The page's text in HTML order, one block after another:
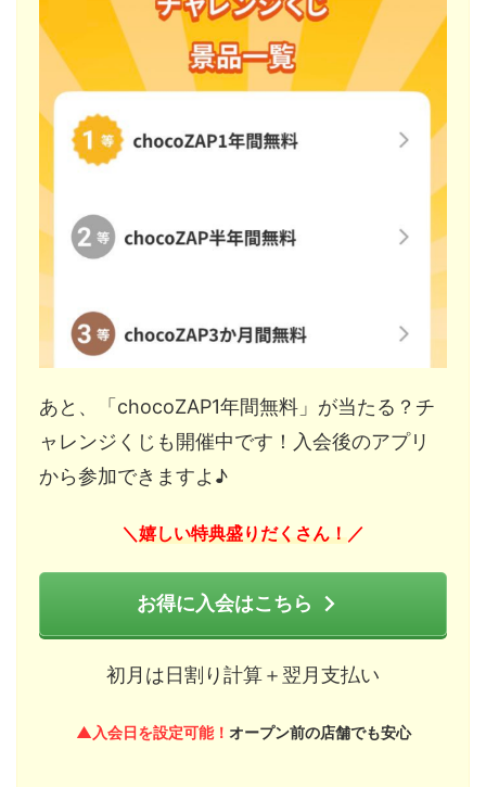
あと、「chocoZAP1年間無料」が当たる？チ
ャレンジくじも開催中です！入会後のアプリ
から参加できますよ♪
＼ 嬉しい特典盛りだくさん！ ／
お得に入会はこちら
初月は日割り計算＋翌月支払い
▲入会日を設定可能！ オープン前の店舗でも安心